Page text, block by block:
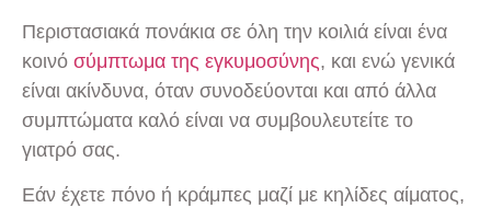
Περιστασιακά πονάκια σε όλη την κοιλιά είναι ένα
κοινό σύμπτωμα της εγκυμοσύνης, και ενώ γενικά
είναι ακίνδυνα, όταν συνοδεύονται και από άλλα
συμπτώματα καλό είναι να συμβουλευτείτε το
γιατρό σας.
Εάν έχετε πόνο ή κράμπες μαζί με κηλίδες αίματος,